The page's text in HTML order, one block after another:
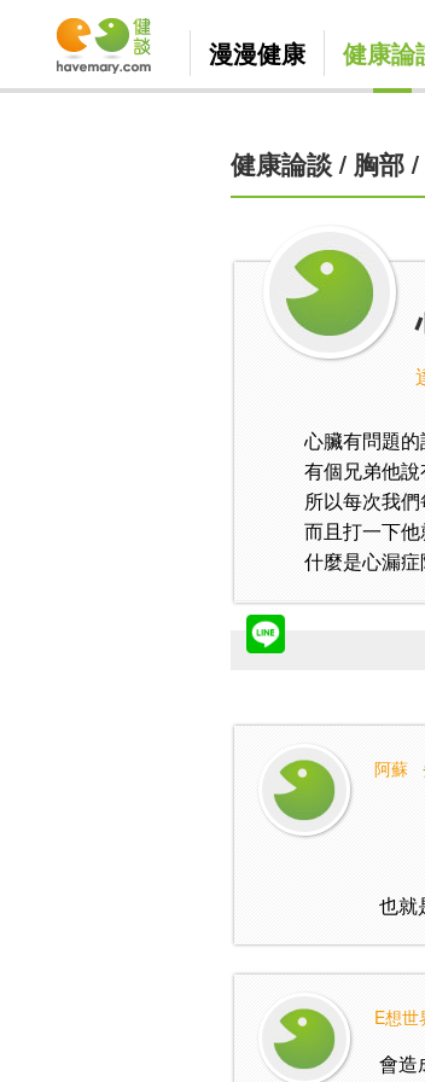
漫漫健康 健康論
健康論談/ 胸部/
心臟有問題
有個兄弟他
所以每次我
而且打一下
什麼是心漏
阿蘇
也就
E想世
會造